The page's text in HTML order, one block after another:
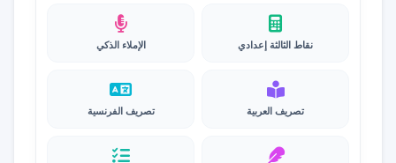
نقاط الثالثة إعدادي الإملاء الذكي
تصريف العربية تصريف الفرنسية